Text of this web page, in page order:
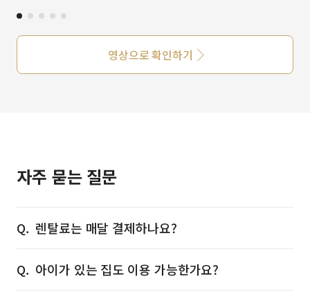
영상으로 확인하기
자주 묻는 질문
렌탈료는 매달 결제하나요?
아이가 있는 집도 이용 가능한가요?